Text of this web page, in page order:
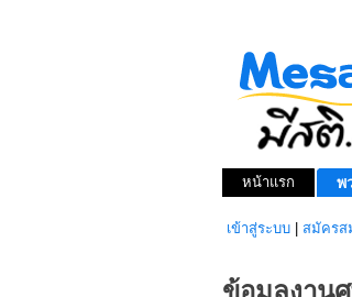
หน้าแรก พ
เข้าสู่ระบบ สมัครส
ข้อมูลงาน